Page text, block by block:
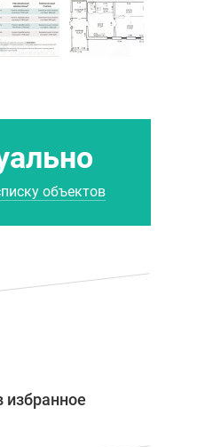
объектов
избранное